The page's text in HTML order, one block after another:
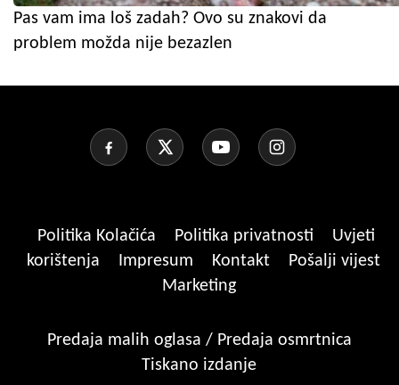
Pas vam ima loš zadah? Ovo su znakovi da
problem možda nije bezazlen
Politika Kolačića Politika privatnosti
Uvjeti
korištenja
Impresum Kontakt
Pošalji vijest
Marketing
Predaja malih oglasa / Predaja osmrtnica
Tiskano izdanje